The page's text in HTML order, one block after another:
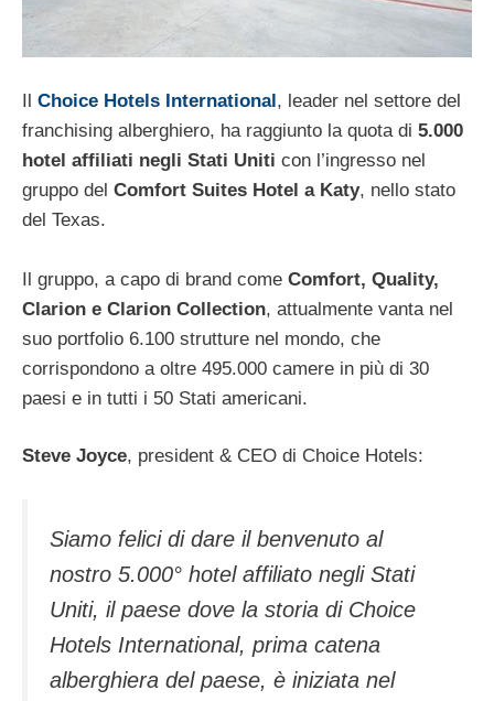
Il Choice Hotels International, leader nel settore del
franchising alberghiero, ha raggiunto la quota di 5.000
hotel affiliati negli Stati Uniti con l’ingresso nel
gruppo del Comfort Suites Hotel a Katy, nello stato
del Texas.
Il gruppo, a capo di brand come Comfort, Quality,
Clarion e Clarion Collection, attualmente vanta nel
suo portfolio 6.100 strutture nel mondo, che
corrispondono a oltre 495.000 camere in più di 30
paesi e in tutti i 50 Stati americani.
Steve Joyce, president & CEO di Choice Hotels:
Siamo felici di dare il benvenuto al
nostro 5.000° hotel affiliato negli Stati
Uniti, il paese dove la storia di Choice
Hotels International, prima catena
alberghiera del paese, è iniziata nel